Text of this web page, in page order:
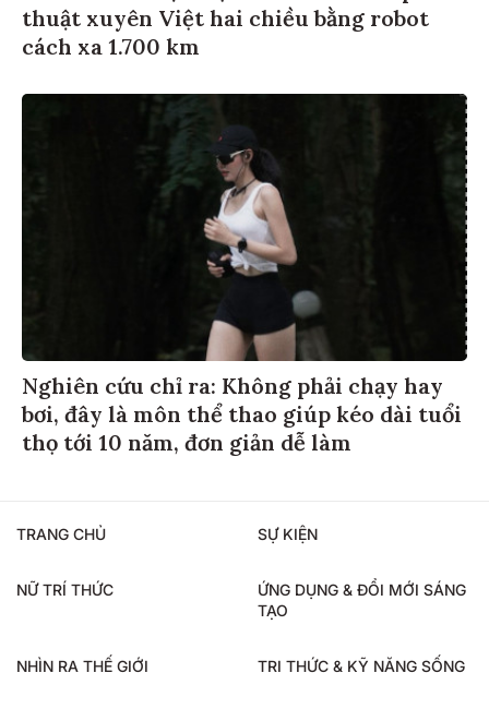
thuật xuyên Việt hai chiều bằng robot
cách xa 1.700 km
Nghiên cứu chỉ ra: Không phải chạy hay
bơi, đây là môn thể thao giúp kéo dài tuổi
thọ tới 10 năm, đơn giản dễ làm
TRANG CHỦ SỰ KIỆN
NỮ TRÍ THỨC
ỨNG DỤNG & ĐỔI MỚI SÁNG
TẠO
NHÌN RA THẾ GIỚI TRI THỨC & KỸ NĂNG SỐNG